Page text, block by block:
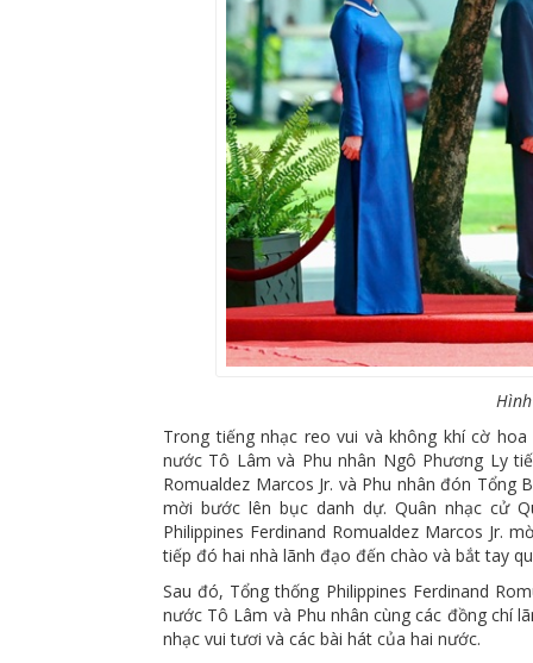
Trong tiếng nhạc reo vui và không khí cờ
nước Tô Lâm và Phu nhân Ngô Phương Ly
Romualdez Marcos Jr. và Phu nhân đón
mời bước lên bục danh dự. Quân nhạc cử
Philippines Ferdinand Romualdez Marcos Jr.
tiếp đó hai nhà lãnh đạo đến chào và bắt tay
Sau đó, Tổng thống Philippines Ferdinand
nước Tô Lâm và Phu nhân cùng các đồng chí
nhạc vui tươi và các bài hát của hai nước.